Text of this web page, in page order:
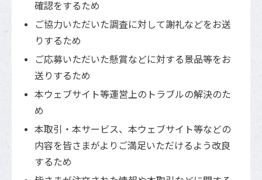
確認をするため
ご協力いただいた調査に対して謝礼などをお送
りするため
ご応募いただいた懸賞などに対する景品等をお
送りするため
本ウェブサイト等運営上のトラブルの解決のた
め
本取引・本サービス、本ウェブサイト等などの
内容を皆さまがよりご満足いただけるよう改良
するため